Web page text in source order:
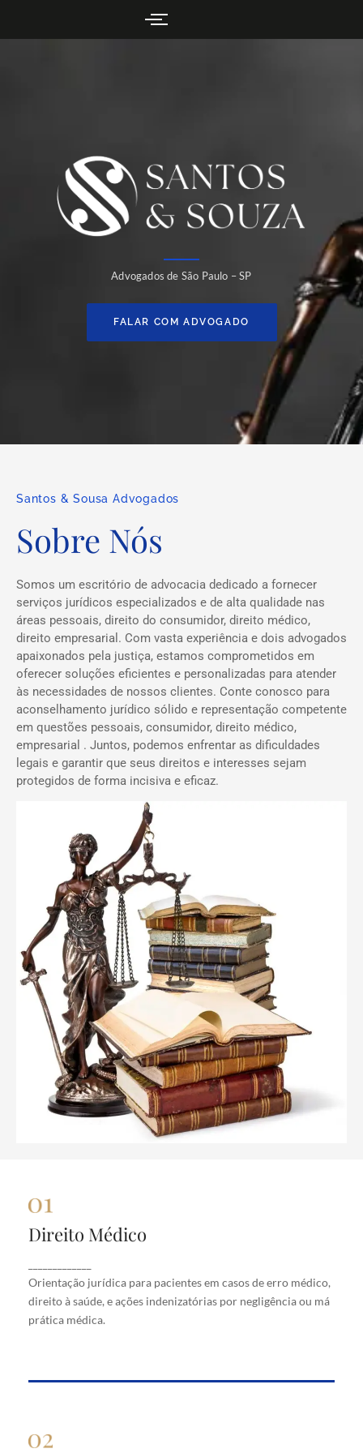
Advogados de São Paulo – SP
FALAR COM ADVOGADO
Santos & Sousa Advogados
Sobre Nós
Somos um escritório de advocacia dedicado a fornecer
serviços jurídicos especializados e de alta qualidade nas
áreas pessoais, direito do consumidor, direito médico,
direito empresarial. Com vasta experiência e dois advogados
apaixonados pela justiça, estamos comprometidos em
oferecer soluções eficientes e personalizadas para atender
às necessidades de nossos clientes. Conte conosco para
aconselhamento jurídico sólido e representação competente
em questões pessoais, consumidor, direito médico,
empresarial . Juntos, podemos enfrentar as dificuldades
legais e garantir que seus direitos e interesses sejam
protegidos de forma incisiva e eficaz.
Direito Médico
Orientação jurídica para pacientes em casos de erro médico,
direito à saúde, e ações indenizatórias por negligência ou má
prática médica.
Direito Médico
erro médico, direito à saúde, e ações indenizatórias
por negligência ou má prática médica.